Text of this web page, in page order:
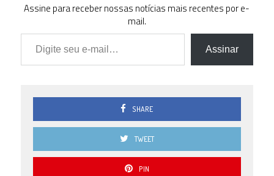
Assine para receber nossas notícias mais recentes por e-
mail.
Digite seu e-mail…
Assinar
SHARE
TWEET
PIN